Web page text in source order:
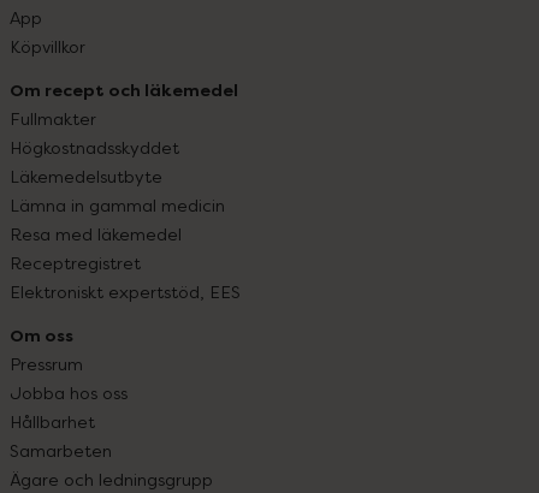
App
Köpvillkor
Om recept och läkemedel
Fullmakter
Högkostnadsskyddet
Läkemedelsutbyte
Lämna in gammal medicin
Resa med läkemedel
Receptregistret
Elektroniskt expertstöd, EES
Om oss
Pressrum
Jobba hos oss
Hållbarhet
Samarbeten
Ägare och ledningsgrupp